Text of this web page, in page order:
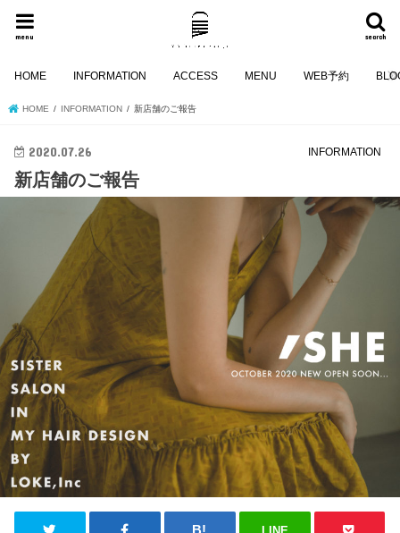
search
menu
HOME INFORMATION ACCESS MENU WEB予約
HOME INFORMATION 新店舗のご報告
INFORMATION
2020.07.26
新店舗のご報告